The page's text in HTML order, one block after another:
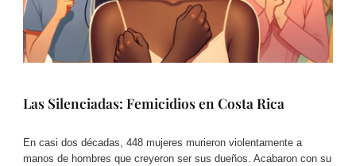
Las Silenciadas: Femicidios en Costa Rica
En casi dos décadas, 448 mujeres murieron violentamente a
manos de hombres que creyeron ser sus dueños. Acabaron con su